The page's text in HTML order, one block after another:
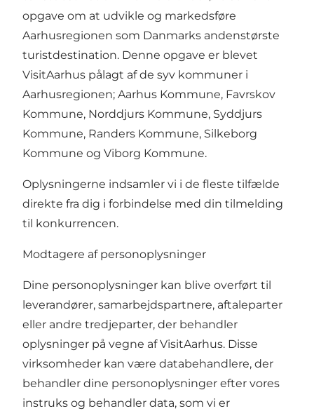
opgave om at udvikle og markedsføre
Aarhusregionen som Danmarks andenstørste
turistdestination. Denne opgave er blevet
VisitAarhus pålagt af de syv kommuner i
Aarhusregionen; Aarhus Kommune, Favrskov
Kommune, Norddjurs Kommune, Syddjurs
Kommune, Randers Kommune, Silkeborg
Kommune og Viborg Kommune.
Oplysningerne indsamler vi i de fleste tilfælde
direkte fra dig i forbindelse med din tilmelding
til konkurrencen.
Modtagere af personoplysninger
Dine personoplysninger kan blive overført til
leverandører, samarbejdspartnere, aftaleparter
eller andre tredjeparter, der behandler
oplysninger på vegne af VisitAarhus. Disse
virksomheder kan være databehandlere, der
behandler dine personoplysninger efter vores
instruks og behandler data, som vi er